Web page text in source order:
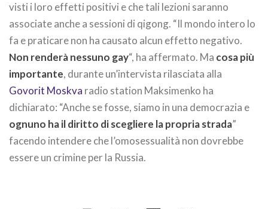
visti i loro effetti positivi e che tali lezioni saranno
associate anche a sessioni di qigong. “Il mondo intero lo
fa e praticare non ha causato alcun effetto negativo.
Non renderà nessuno gay“, ha affermato. Ma cosa più
importante, durante un’intervista rilasciata alla
Govorit Moskva radio station Maksimenko ha
dichiarato: “Anche se fosse, siamo in una democrazia e
ognuno ha il diritto di scegliere la propria strada”
facendo intendere che l’omosessualità non dovrebbe
essere un crimine per la Russia.